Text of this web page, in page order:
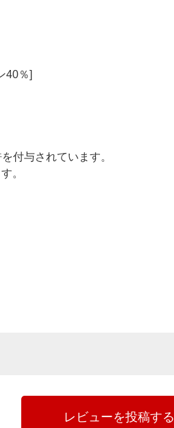
40％]
付与されています。
。
レビューを投稿する